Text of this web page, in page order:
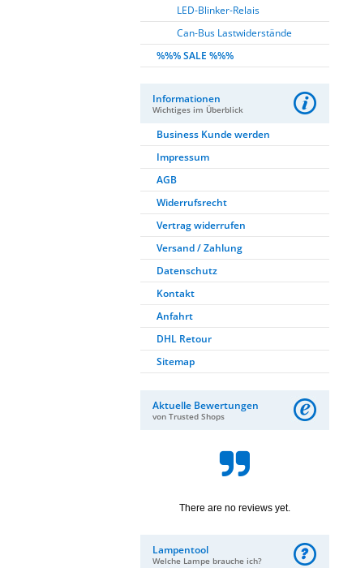
LED-Blinker-Relais
Can-Bus Lastwiderstände
%%% SALE %%%
Informationen
Wichtiges im Überblick
Business Kunde werden
Impressum
AGB
Widerrufsrecht
Vertrag widerrufen
Versand / Zahlung
Datenschutz
Kontakt
Anfahrt
DHL Retour
Sitemap
Aktuelle Bewertungen
von Trusted Shops
There are no reviews yet.
Lampentool
Welche Lampe brauche ich?